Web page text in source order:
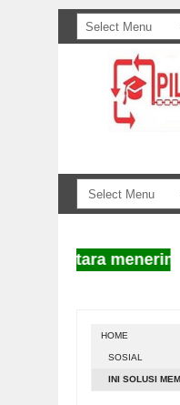
menerima
HOME
SOSIAL
INI SOLUSI